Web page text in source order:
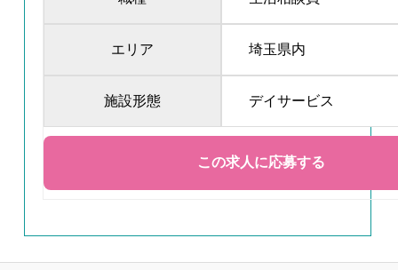
エリア 埼玉県内
施設形態 デイサービス